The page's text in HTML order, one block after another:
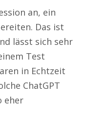
an, ein
Das ist
lässt sich sehr
Test
in Echtzeit
ChatGPT
eher